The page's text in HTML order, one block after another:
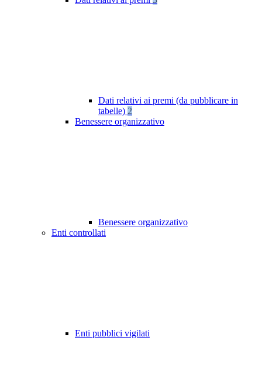
Dati relativi ai premi (da pubblicare in
tabelle) 2
Benessere organizzativo
Benessere organizzativo
Enti controllati
Enti pubblici vigilati